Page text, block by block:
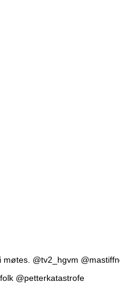
@tv2_hgvm
@petterkatastrofe